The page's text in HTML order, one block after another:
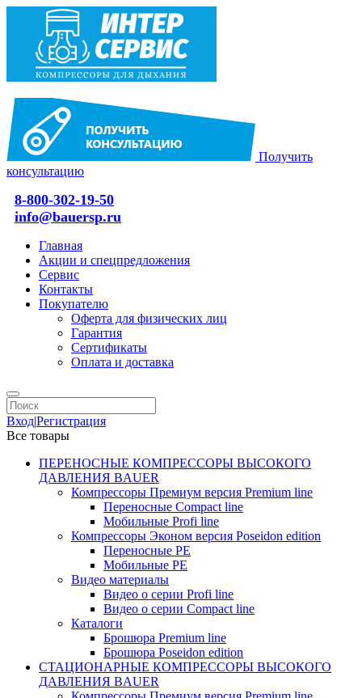
Получить
консультацию
8-800-302-19-50
info@bauersp.ru
Главная
Акции и спецпредложения
Сервис
Контакты
Покупателю
Оферта для физических лиц
Гарантия
Сертификаты
Оплата и доставка
Вход|Регистрация
Все товары
ПЕРЕНОСНЫЕ КОМПРЕССОРЫ ВЫСОКОГО
ДАВЛЕНИЯ BAUER
Компрессоры Премиум версия Premium line
Переносные Compact line
Мобильные Profi line
Компрессоры Эконом версия Poseidon edition
Переносные PE
Мобильные PE
Видео материалы
Видео о серии Profi line
Видео о серии Compact line
Каталоги
Брошюра Premium line
Брошюра Poseidon edition
СТАЦИОНАРНЫЕ КОМПРЕССОРЫ ВЫСОКОГО
ДАВЛЕНИЯ BAUER